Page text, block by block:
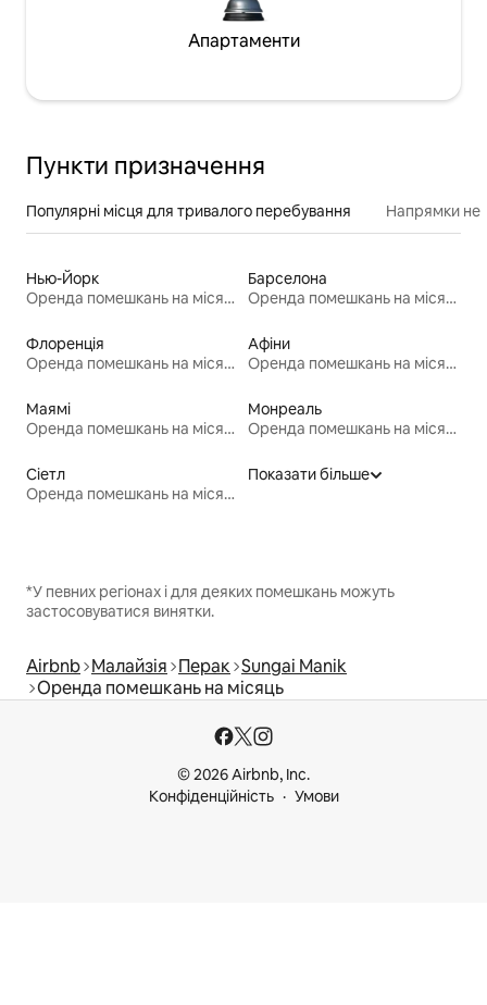
Апартаменти
Пункти призначення
Популярні місця для тривалого перебування Напрямки
Нью-Йорк
Оренда помешкань на місяць
Барселона
Оренда помешкань на місяць
Флоренція
Оренда помешкань на місяць
Афіни
Оренда помешкань на місяць
Маямі
Оренда помешкань на місяць
Монреаль
Оренда помешкань на місяць
Сіетл
Оренда помешкань на місяць
Показати більше
*У певних регіонах і для деяких помешкань можуть
застосовуватися винятки.
Airbnb Малайзія Перак Sungai Manik
Оренда помешкань на місяць
© 2026 Airbnb, Inc.
Конфіденційність
Умови